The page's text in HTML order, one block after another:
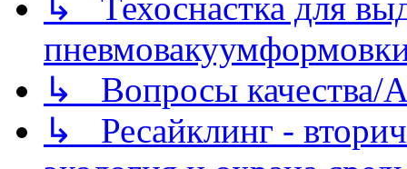
↳ Вопросы качества/
↳ Ресайклинг -